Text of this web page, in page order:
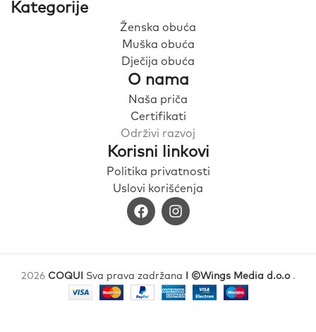
Kategorije
Ženska obuća
Muška obuća
Dječija obuća
O nama
Naša priča
Certifikati
Održivi razvoj
Korisni linkovi
Politika privatnosti
Uslovi korišćenja
2026 COQUI Sva prava zadržana I ©Wings Media d.o.o .